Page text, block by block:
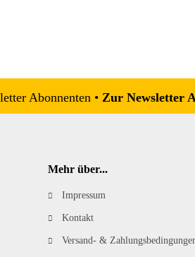
Abonnenten • Zur Newsletter
Mehr über...
Impressum
Kontakt
Versand- &